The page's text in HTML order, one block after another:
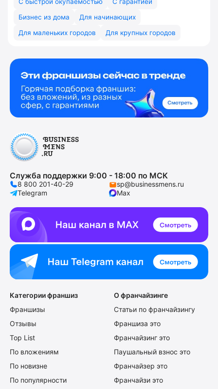
Бизнес из дома
Для начинающих
Для маленьких городов
Для крупных городов
Служба поддержки 9:00 - 18:00 по МСК
8 800 201-40-29
sp@businessmens.ru
Telegram
Max
Категории франшиз
Франшизы
Отзывы
Top List
По вложениям
По новизне
По популярности
О франчайзинге
Статьи по франчайзингу
Франшиза это
Франчайзинг это
Паушальный взнос это
Франчайзер это
Франчайзи это